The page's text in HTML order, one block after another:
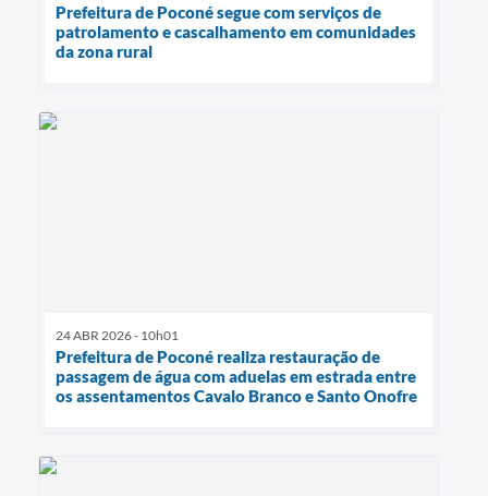
Prefeitura de Poconé segue com serviços de
patrolamento e cascalhamento em comunidades
da zona rural
24 ABR 2026 - 10h01
Prefeitura de Poconé realiza restauração de
passagem de água com aduelas em estrada entre
os assentamentos Cavalo Branco e Santo Onofre